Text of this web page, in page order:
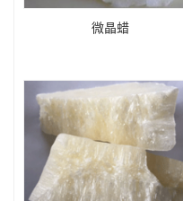
微晶蜡